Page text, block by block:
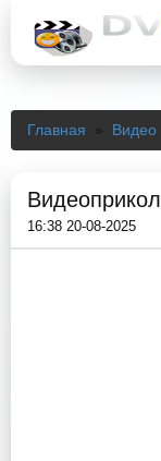
Главная » Видео
16:38 20-08-2025